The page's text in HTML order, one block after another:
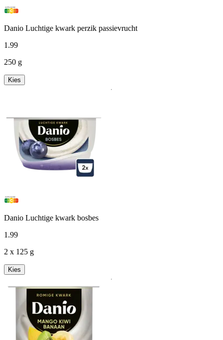
Danio Luchtige kwark perzik passievrucht
1 .99
250 g
Kies
Danio Luchtige kwark bosbes
1 .99
2 x 125 g
Kies